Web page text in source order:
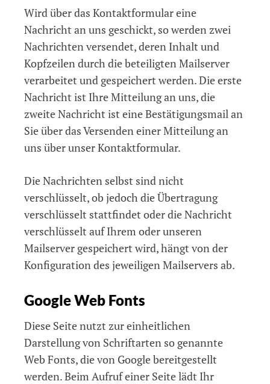
Wird über das Kontaktformular eine
Nachricht an uns geschickt, so werden zwei
Nachrichten versendet, deren Inhalt und
Kopfzeilen durch die beteiligten Mailserver
verarbeitet und gespeichert werden. Die erste
Nachricht ist Ihre Mitteilung an uns, die
zweite Nachricht ist eine Bestätigungsmail an
Sie über das Versenden einer Mitteilung an
uns über unser Kontaktformular.
Die Nachrichten selbst sind nicht
verschlüsselt, ob jedoch die Übertragung
verschlüsselt stattfindet oder die Nachricht
verschlüsselt auf Ihrem oder unseren
Mailserver gespeichert wird, hängt von der
Konfiguration des jeweiligen Mailservers ab.
Google Web Fonts
Diese Seite nutzt zur einheitlichen
Darstellung von Schriftarten so genannte
Web Fonts, die von Google bereitgestellt
werden. Beim Aufruf einer Seite lädt Ihr